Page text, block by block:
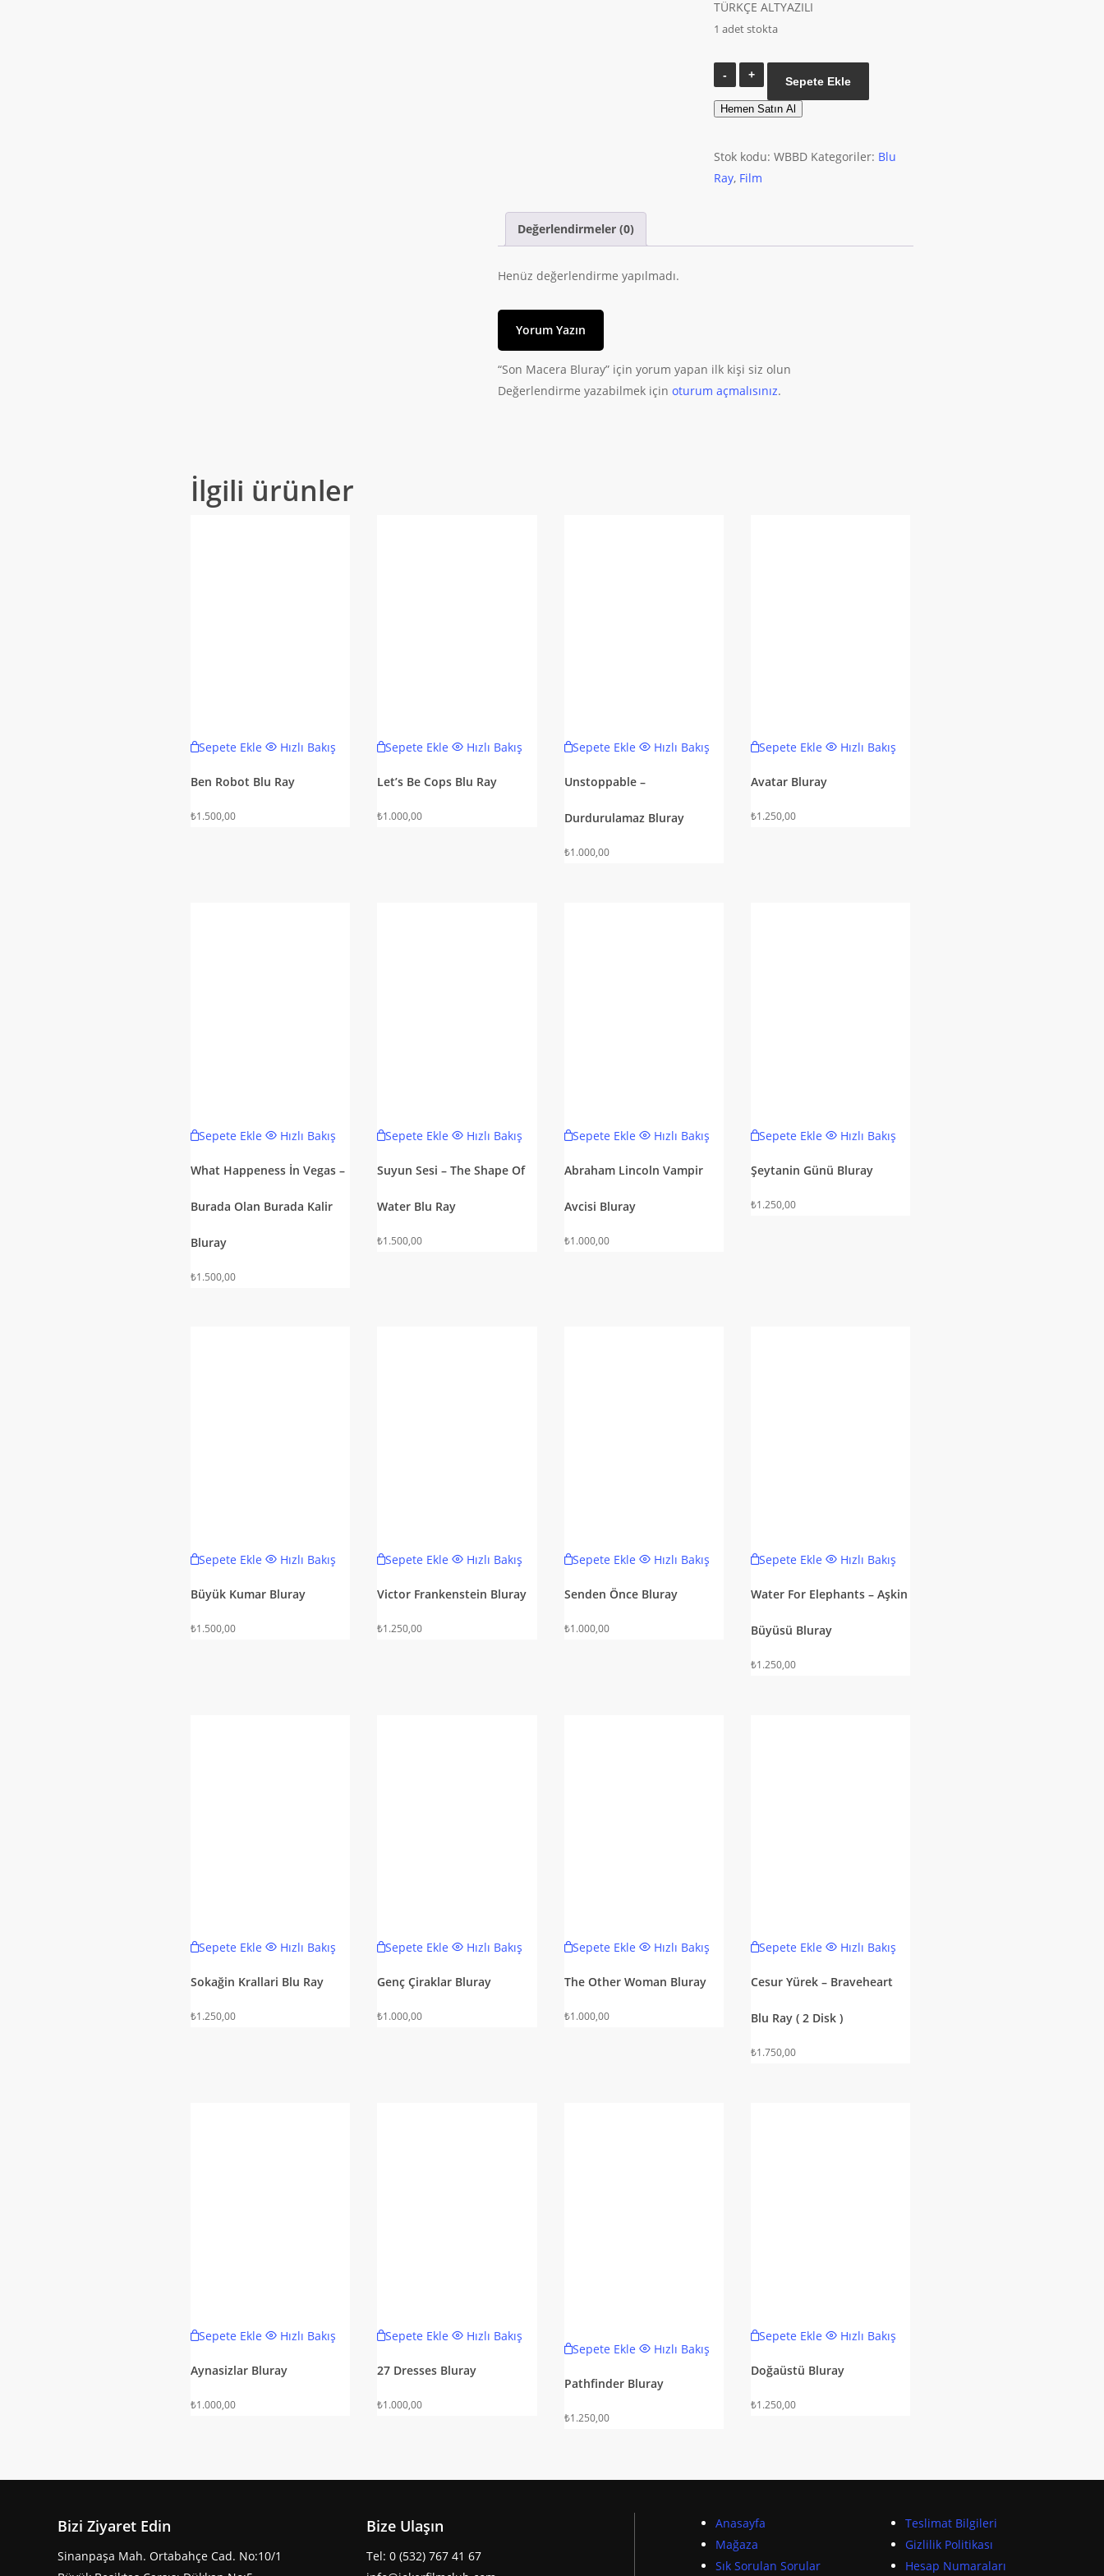
TÜRKÇE ALTYAZILI
1 adet stokta
Son
Bluray
Sepete Ekle
Hemen Satın Al
Stok kodu:WBBD Kategoriler: Blu
Ray, Film
Değerlendirmeler (0)
Henüz değerlendirme yapılmadı.
Yorum Yazın
“Son Macera Bluray” için yorum yapan ilk kişi siz olun
Değerlendirme yazabilmek için oturum açmalısınız.
İlgili ürünler
Sepete Ekle Hızlı Bakış
Ben Robot Blu Ray
₺1.500,00
Sepete Ekle Hızlı Bakış
Let’s Be Cops Blu Ray
₺1.000,00
Sepete Ekle Hızlı Bakış
Unstoppable –
Durdurulamaz Bluray
₺1.000,00
Sepete Ekle Hızlı Bakış
Avatar Bluray
₺1.250,00
Sepete Ekle Hızlı Bakış
What Happeness İn Vegas –
Burada Olan Burada Kalir
Bluray
₺1.500,00
Sepete Ekle Hızlı Bakış
Suyun Sesi – The Shape Of
Water Blu Ray
₺1.500,00
Sepete Ekle Hızlı Bakış
Abraham Lincoln Vampir
Avcisi Bluray
₺1.000,00
Sepete Ekle Hızlı Bakış
Şeytanin Günü Bluray
₺1.250,00
Sepete Ekle Hızlı Bakış
Büyük Kumar Bluray
₺1.500,00
Sepete Ekle Hızlı Bakış
Victor Frankenstein Bluray
₺1.250,00
Sepete Ekle Hızlı Bakış
Senden Önce Bluray
₺1.000,00
Sepete Ekle Hızlı Bakış
Water For Elephants – Aşkin
Büyüsü Bluray
₺1.250,00
Sepete Ekle Hızlı Bakış
Sokağin Krallari Blu Ray
₺1.250,00
Sepete Ekle Hızlı Bakış
Genç Çiraklar Bluray
₺1.000,00
Sepete Ekle Hızlı Bakış
The Other Woman Bluray
₺1.000,00
Sepete Ekle Hızlı Bakış
Cesur Yürek – Braveheart
Blu Ray ( 2 Disk )
₺1.750,00
Sepete Ekle Hızlı Bakış
Aynasizlar Bluray
₺1.000,00
Sepete Ekle Hızlı Bakış
27 Dresses Bluray
₺1.000,00
Sepete Ekle Hızlı Bakış
Pathfinder Bluray
₺1.250,00
Sepete Ekle Hızlı Bakış
Doğaüstü Bluray
₺1.250,00
Bizi Ziyaret Edin
Sinanpaşa Mah. Ortabahçe Cad. No:10/1
Bize Ulaşın
Tel:0 (532) 767 41 67
Anasayfa
Mağaza
Sık Sorulan Sorular
Teslimat Bilgileri
Gizlilik Politikası
Hesap Numaraları